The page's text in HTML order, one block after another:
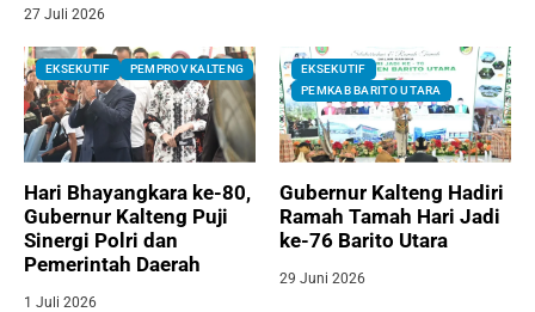
27 Juli 2026
EKSEKUTIF PEMPROV KALTENG
Hari Bhayangkara ke-80,
Gubernur Kalteng Puji
Sinergi Polri dan
Pemerintah Daerah
1 Juli 2026
EKSEKUTIF
PEMKAB BARITO UTARA
Gubernur Kalteng Hadiri
Ramah Tamah Hari Jadi
ke-76 Barito Utara
29 Juni 2026